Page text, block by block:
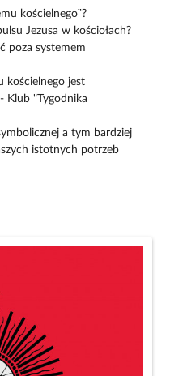
kościelnego”?
Jezusa w kościołach?
poza systemem
kościelnego jest
Klub "Tygodnika
a tym bardziej
istotnych potrzeb